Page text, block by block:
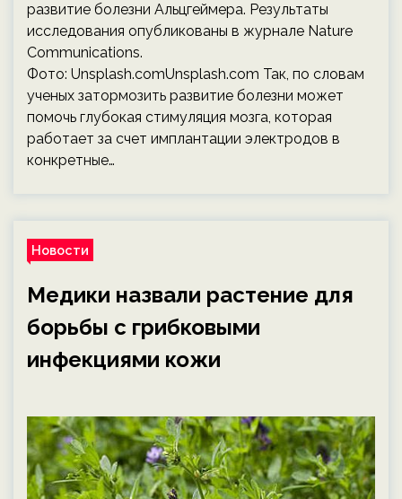
развитие болезни Альцгеймера. Результаты
исследования опубликованы в журнале Nature
Communications.
Фото: Unsplash.comUnsplash.com Так, по словам
ученых затормозить развитие болезни может
помочь глубокая стимуляция мозга, которая
работает за счет имплантации электродов в
конкретные…
Новости
Медики назвали растение для
борьбы с грибковыми
инфекциями кожи